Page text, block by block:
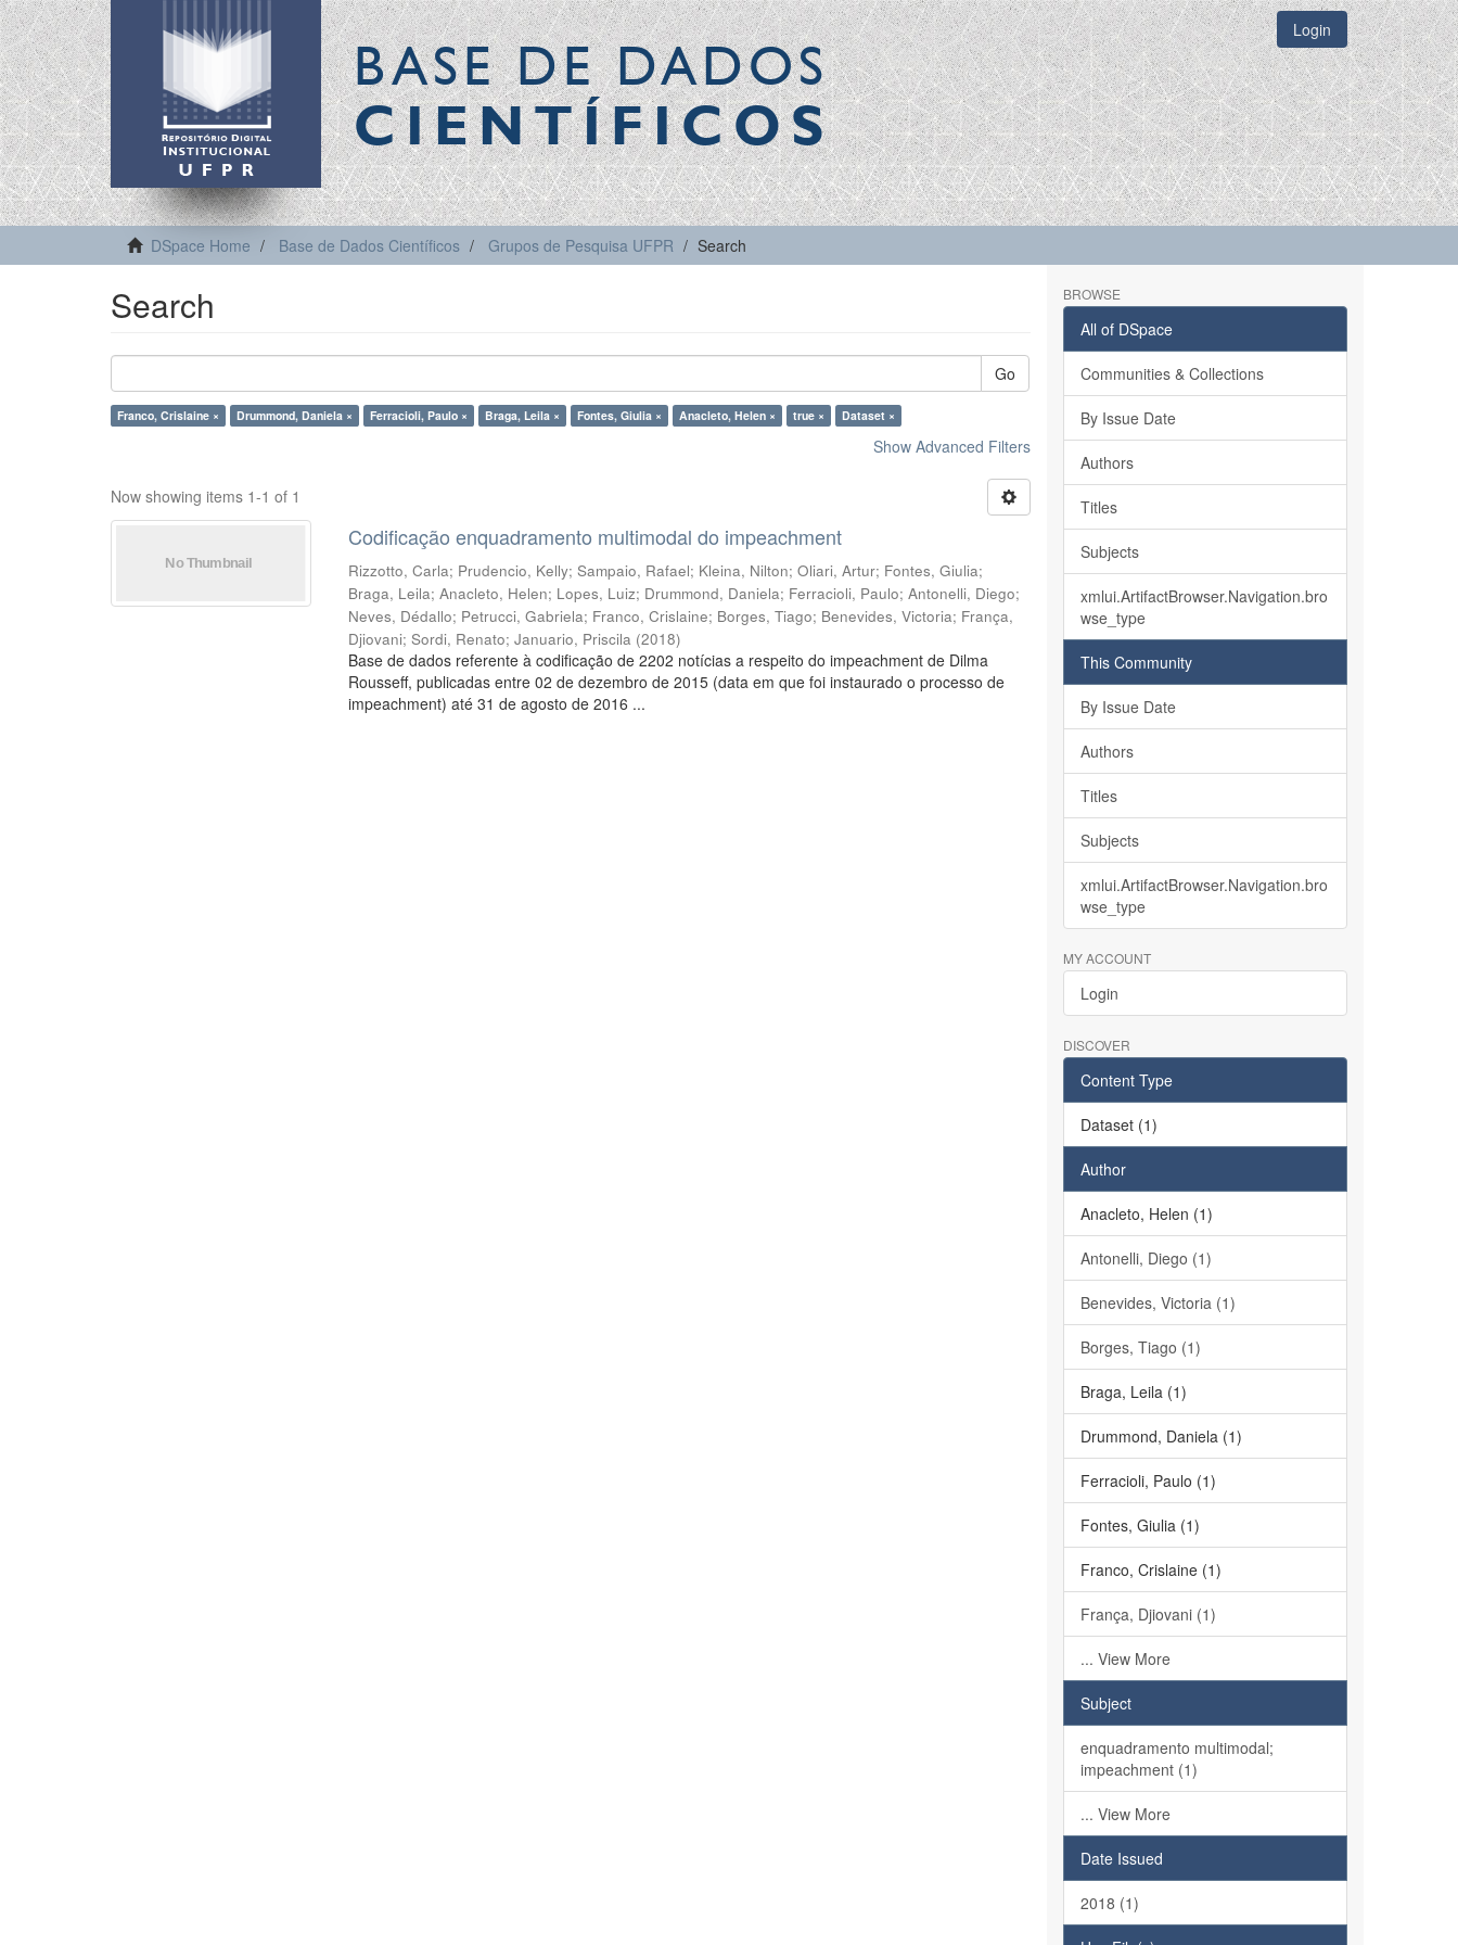
BASE DE DADOS
CIENTÍFICOS
Login
DSpace Home Base de Dados Científicos Grupos de Pesquisa UFPR Search
Search
Go
Franco, Crislaine × Drummond, Daniela × Ferracioli, Paulo × Braga, Leila × Fontes, Giulia × Anacleto, Helen × true × Dataset ×
Show Advanced Filters
Now showing items 1-1 of 1
Codificação enquadramento multimodal do impeachment
Rizzotto, Carla; Prudencio, Kelly;Sampaio, Rafael; Kleina, Nilton;Oliari, Artur; Fontes, Giulia;
Braga, Leila;Anacleto, Helen; Lopes, Luiz; Drummond, Daniela; Ferracioli, Paulo;Antonelli, Diego;
Neves, Dédallo; Petrucci, Gabriela; Franco, Crislaine; Borges, Tiago; Benevides, Victoria; França,
Djiovani;Sordi, Renato;Januario, Priscila (2018)
Base de dados referente à codificação de 2202 notícias a respeito do impeachment de Dilma
Rousseff, publicadas entre 02 de dezembro de 2015 (data em que foi instaurado o processo de
impeachment) até 31 de agosto de 2016 ...
BROWSE
All of DSpace
Communities & Collections
By Issue Date
Authors
Titles
Subjects
xmlui.ArtifactBrowser.Navigation.bro
wse_type
This Community
By Issue Date
Authors
Titles
Subjects
xmlui.ArtifactBrowser.Navigation.bro
wse_type
MY ACCOUNT
Login
DISCOVER
Content Type
Dataset (1)
Author
Anacleto, Helen (1)
Antonelli, Diego (1)
Benevides, Victoria (1)
Borges, Tiago (1)
Braga, Leila (1)
Drummond, Daniela (1)
Ferracioli, Paulo (1)
Fontes, Giulia (1)
Franco, Crislaine (1)
França, Djiovani (1)
... View More
Subject
enquadramento multimodal;
impeachment (1)
... View More
Date Issued
2018 (1)